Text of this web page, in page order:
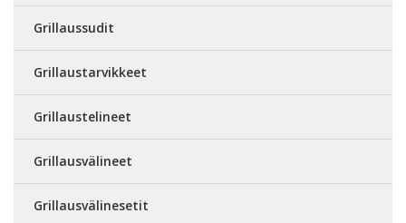
Grillaussudit
Grillaustarvikkeet
Grillaustelineet
Grillausvälineet
Grillausvälinesetit